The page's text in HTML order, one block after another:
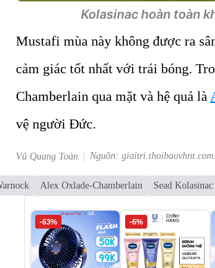
Kolasinac hoàn toàn
Mustafi mùa này không được ra
cảm giác tốt nhất với trái bóng.
Chamberlain qua mặt và hệ quả là
vệ người Đức.
Vũ Quang Toản Nguồn:
Alex Oxlade-Chamberlain Sead Kolasinac
-63% -6%